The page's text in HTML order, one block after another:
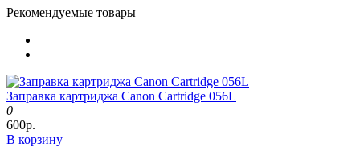
Рекомендуемые товары
Заправка картриджа Canon Cartridge 056L
0
600р.
В корзину